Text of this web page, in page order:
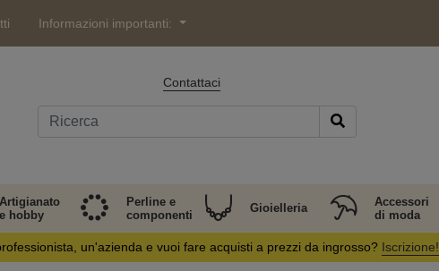
Informazioni importanti:
Contattaci
Artigianato
e hobby
Perline e
componenti
Gioielleria
Accessori
di moda
un'azienda e vuoi fare acquisti a prezzi da ingrosso? Iscrizione!